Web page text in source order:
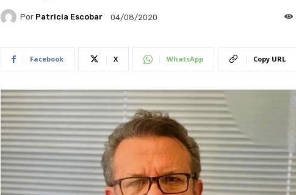
Por Patricia Escobar 04/08/2020
Facebook X WhatsApp Copy URL